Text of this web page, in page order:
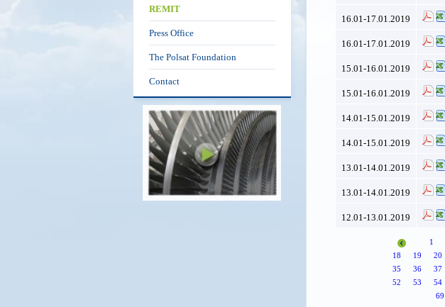
REMIT
Press Office
The Polsat Foundation
Contact
16.01-17.01.2019
16.01-17.01.2019
15.01-16.01.2019
15.01-16.01.2019
14.01-15.01.2019
14.01-15.01.2019
13.01-14.01.2019
13.01-14.01.2019
12.01-13.01.2019
1
18
19 20
35
36 37
52
53 54
69